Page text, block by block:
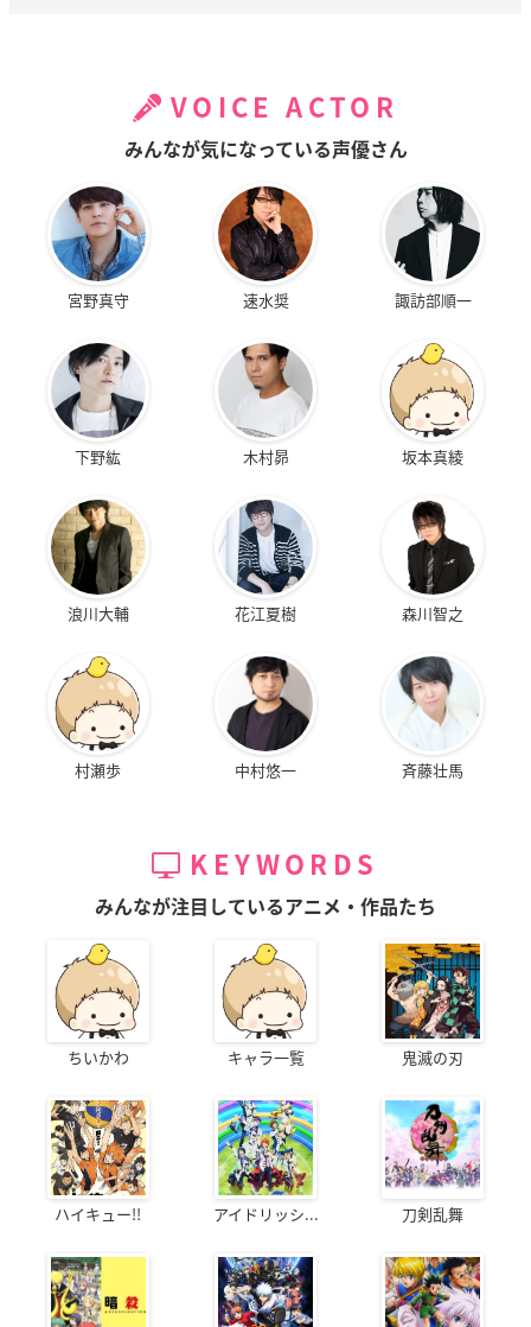
VOICE ACTOR
みんなが気になっている声優さん
宮野真守 速水奨 諏訪部順一
下野紘 木村昴 坂本真綾
浪川大輔 花江夏樹 森川智之
村瀬歩 中村悠一 斉藤壮馬
KEYWORDS
みんなが注目しているアニメ・作品たち
ちいかわ キャラ一覧 鬼滅の刃
ハイキュー!! アイドリッシ... 刀剣乱舞